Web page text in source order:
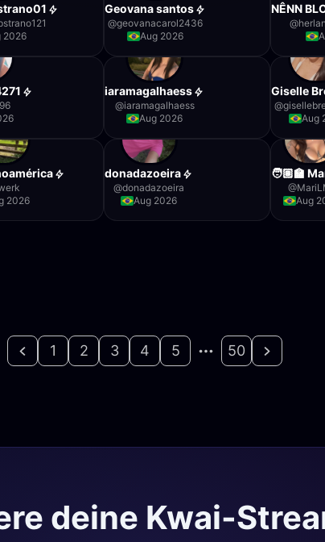
2026
Geovana santos
@geovanacarol2436
Aug 2026
NÊNN
@
iaramagalhaess
@iaramagalhaess
Aug 2026
Giselle
@
Aug
2026
donadazoeira
@donadazoeira
Aug 2026
🧑🏽‍🏫
@
Aug
1 2 3 4 5 50
deine Kwai-